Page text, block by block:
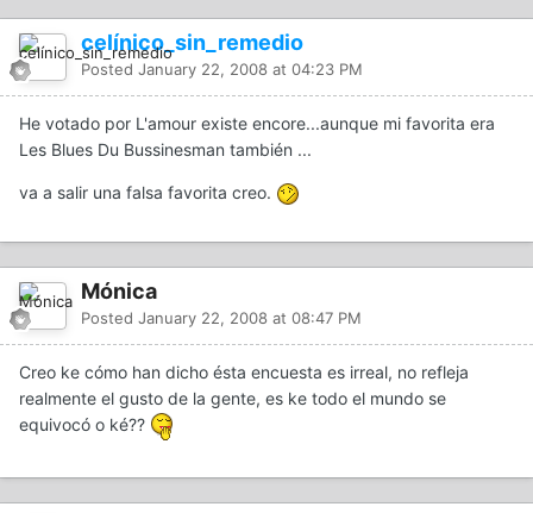
celínico_sin_remedio
Posted January 22, 2008 at 04:23 PM
He votado por L'amour existe encore...aunque mi favorita era
Les Blues Du Bussinesman también ...
va a salir una falsa favorita creo.
Mónica
Posted January 22, 2008 at 08:47 PM
Creo ke cómo han dicho ésta encuesta es irreal, no refleja
realmente el gusto de la gente, es ke todo el mundo se
equivocó o ké??